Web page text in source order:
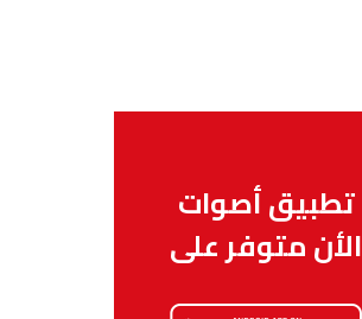
تطبيق أصوات
الأن متوفر على